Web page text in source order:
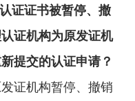
证证书被暂停、撤
证机构为原发证机
提交的认证申请？
证机构暂停、撤销